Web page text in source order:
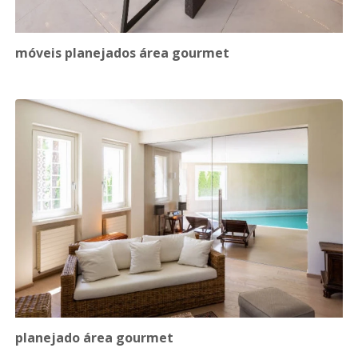
móveis planejados área gourmet
planejado área gourmet